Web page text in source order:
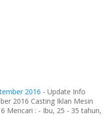
2016 - Update Info
2016 Casting Iklan Mesin
Mencari : - Ibu, 25 - 35 tahun,